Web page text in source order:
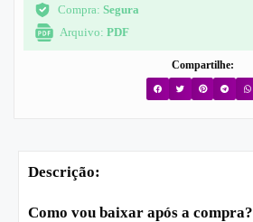
Compra: Segura
Arquivo: PDF
Compartilhe:
Descrição:
Como vou baixar após a compra?